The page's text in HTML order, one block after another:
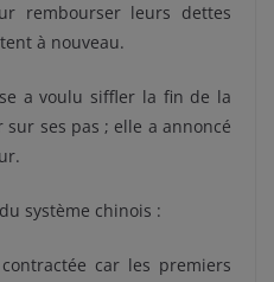
rembourser leurs dettes
à nouveau.
a voulu siffler la fin de la
ses pas ; elle a annoncé
système chinois :
car les premiers